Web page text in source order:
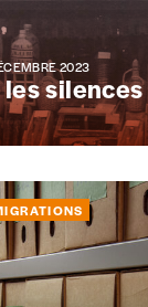
2023
silences